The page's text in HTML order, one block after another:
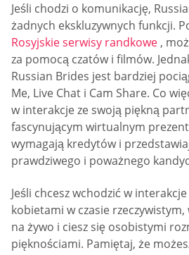
Jeśli chodzi o komunikację,
żadnych ekskluzywnych funkcji.
Rosyjskie serwisy randkowe ,
za pomocą czatów i filmów.
Russian Brides jest bardziej
Me, Live Chat i Cam Share. Co
w interakcje ze swoją piękną
fascynującym wirtualnym
wymagają kredytów i
prawdziwego i poważnego
Jeśli chcesz wchodzić w
kobietami w czasie
na żywo i ciesz się osobistymi
pięknościami. Pamiętaj, że